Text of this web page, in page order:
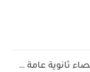
تنزيل كتاب المعاصر إحصاء ثانوية عامة 2027 أدبي كامل